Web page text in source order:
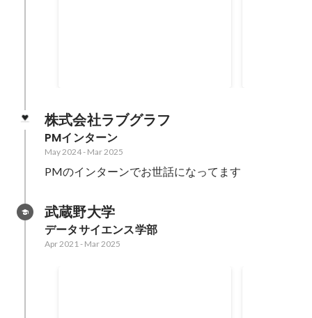
株式会社ラブグラフ
PMインターン
May 2024- Mar 2025
PMのインターンでお世話になってます
武蔵野大学
データサイエンス学部
Apr 2021- Mar 2025